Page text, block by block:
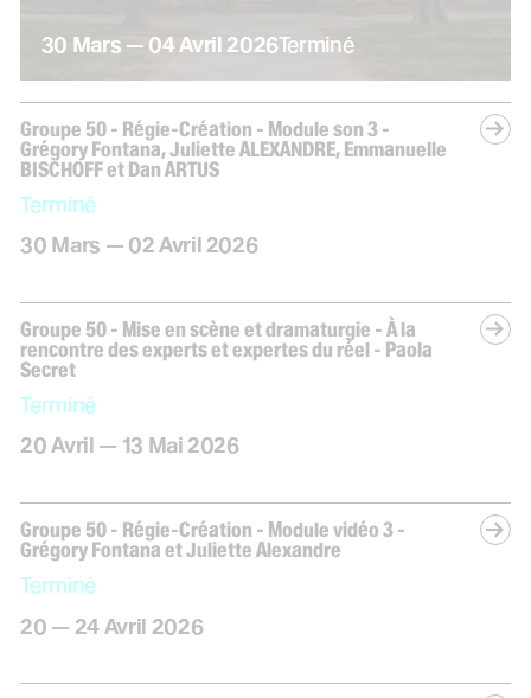
du
30 mars
Mars — au
04 avril
Avril 2026Terminé
Groupe 50 - Régie-Création - Module son 3 -
Grégory Fontana, Juliette ALEXANDRE, Emmanuelle
BISCHOFF et Dan ARTUS
Terminé
du
30 mars
Mars — au
02avril
Avril 2026
Groupe 50 - Mise en scène et dramaturgie - À la
rencontre des experts et expertes du réel - Paola
Secret
Terminé
du
20avril
Avril — au
13 mai
Mai 2026
Groupe 50 - Régie-Création - Module vidéo 3 -
Grégory Fontana et Juliette Alexandre
Terminé
du
20 — au
24 avril
Avril 2026